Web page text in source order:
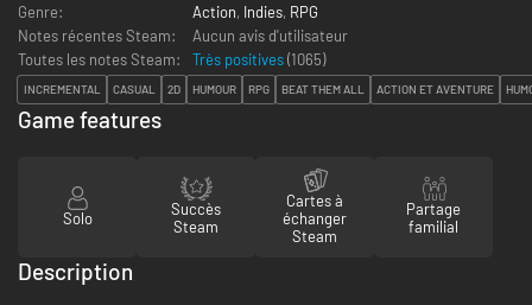
Genre:
Action, Indies, RPG
Notes récentes Steam:
Aucun avis d'utilisateur
Toutes les notes Steam:
Très positives(1065)
INCREMENTAL CASUAL 2D HUMOUR RPG BEAT THEM ALL ACTION ET AVENTURE
Game features
Solo
Succès
Steam
Cartes à
échanger
Steam
Partage
familial
Description